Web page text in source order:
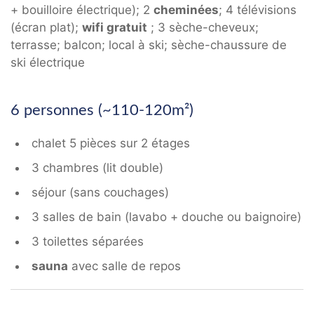
+ bouilloire électrique); 2 cheminées; 4 télévisions
(écran plat); wifi gratuit ; 3 sèche-cheveux;
terrasse; balcon; local à ski; sèche-chaussure de
ski électrique
6 personnes (~110-120m²)
chalet 5 pièces sur 2 étages
3 chambres (lit double)
séjour (sans couchages)
3 salles de bain (lavabo + douche ou baignoire)
3 toilettes séparées
sauna avec salle de repos